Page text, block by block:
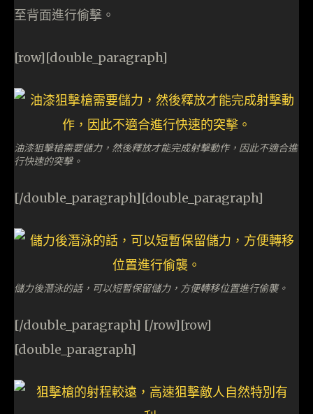
至背面進行偷擊。
[row][double_paragraph]
油漆狙擊槍需要儲力，然後釋放才能完成射擊動作，因此不適合進
行快速的突擊。
[/double_paragraph][double_paragraph]
儲力後潛泳的話，可以短暫保留儲力，方便轉移位置進行偷襲。
[/double_paragraph] [/row][row]
[double_paragraph]